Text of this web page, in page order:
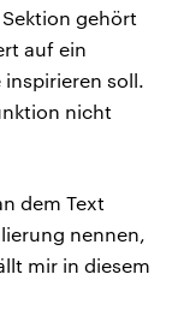
gehört
auf ein
soll.
nicht
dem Text
nennen,
mir in diesem